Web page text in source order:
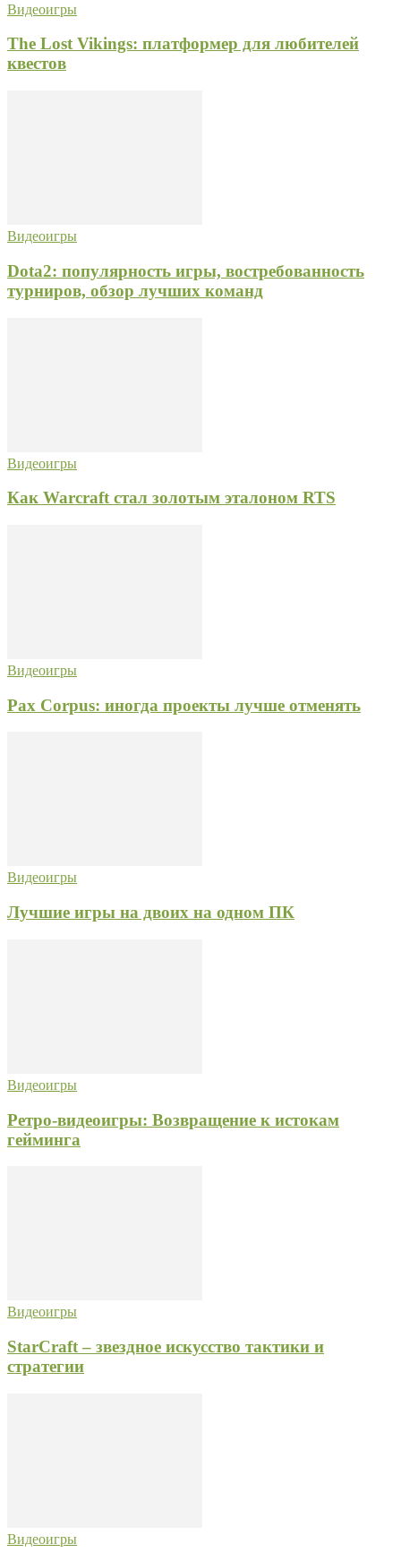
Видеоигры
The Lost Vikings: платформер для любителей
квестов
Видеоигры
Dota2: популярность игры, востребованность
турниров, обзор лучших команд
Видеоигры
Как Warcraft стал золотым эталоном RTS
Видеоигры
Pax Corpus: иногда проекты лучше отменять
Видеоигры
Лучшие игры на двоих на одном ПК
Видеоигры
Ретро-видеоигры: Возвращение к истокам
гейминга
Видеоигры
StarCraft – звездное искусство тактики и
стратегии
Видеоигры